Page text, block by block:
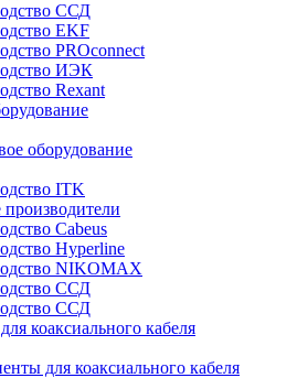
ССД
EKF
PROconnect
ИЭК
Rexant
оборудование
ITK
Cabeus
Hyperline
NIKOMAX
ССД
ССД
коаксиального кабеля
для коаксиального кабеля